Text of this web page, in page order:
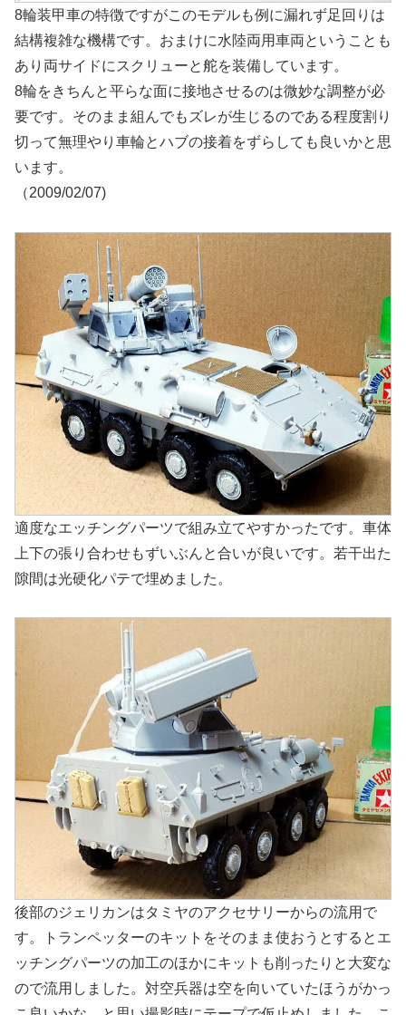
8輪装甲車の特徴ですがこのモデルも例に漏れず足回りは
結構複雑な機構です。おまけに水陸両用車両ということも
あり両サイドにスクリューと舵を装備しています。
8輪をきちんと平らな面に接地させるのは微妙な調整が必
要です。そのまま組んでもズレが生じるのである程度割り
切って無理やり車輪とハブの接着をずらしても良いかと思
います。
（2009/02/07)
適度なエッチングパーツで組み立てやすかったです。車体
上下の張り合わせもずいぶんと合いが良いです。若干出た
隙間は光硬化パテで埋めました。
後部のジェリカンはタミヤのアクセサリーからの流用で
す。トランペッターのキットをそのまま使おうとするとエ
ッチングパーツの加工のほかにキットも削ったりと大変な
ので流用しました。対空兵器は空を向いていたほうがかっ